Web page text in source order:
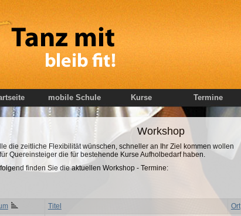
Workshop
die zeitliche Flexibilität wünschen, schneller an Ihr Ziel kommen wollen
Quereinsteiger die für bestehende Kurse Aufholbedarf haben.
finden Sie die aktuellen Workshop - Termine:
Titel Ort
mobile Schule Kurse Termine